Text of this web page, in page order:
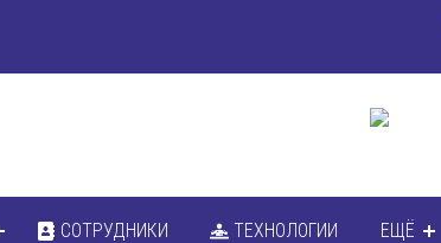
СОТРУДНИКИ ТЕХНОЛОГИИ ЕЩЁ